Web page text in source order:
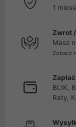
1
Zwrot
Masz
Zobacz
BLIK,
Raty,